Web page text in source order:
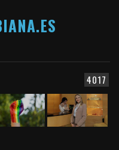
4017